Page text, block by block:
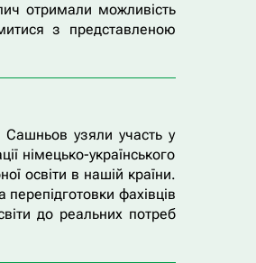
отримали можливість
з представленою
узяли участь у
німецько-українського
освіти в нашій країни.
перепідготовки фахівців
до реальних потреб